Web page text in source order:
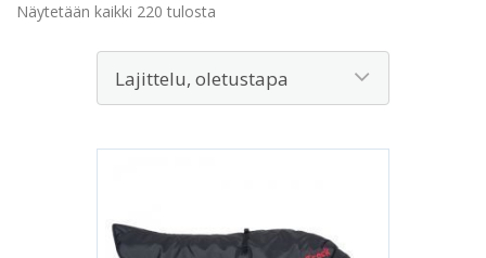
Näytetään kaikki 220 tulosta